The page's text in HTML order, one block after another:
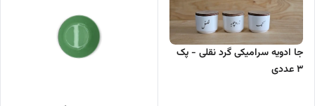
جا ادویه سرامیکی گرد نقلی - پک
3 عددی